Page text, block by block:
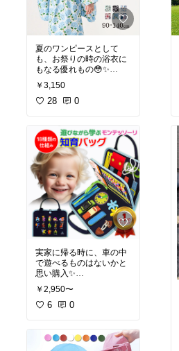
夏のワンピースとして
も、お祭りの時の浴衣に
もなる優れもの😳✨
浴衣買おうかな？と思っ
ても、着る機会があんま
りないし⋯って買えずに
かも！
柄も素材も涼しそう〜
#夏#浴衣#ワンピース#2
way
￥3,150
28 0
実家に帰る時に、車の中
で遊べるものはないかと
思い購入✨
届いた日からすぐに遊ん
でくれました！
まだボタンやバックルが
んだろうなー☺️🌟
￥2,950〜
6 0